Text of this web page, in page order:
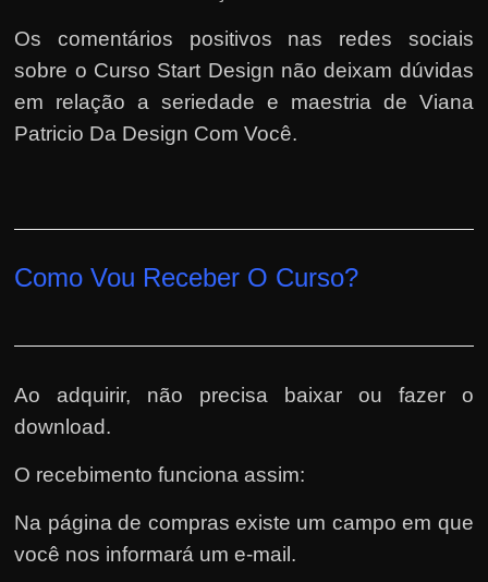
Os comentários positivos nas redes sociais
sobre o Curso Start Design não deixam dúvidas
em relação a seriedade e maestria de Viana
Patricio Da Design Com Você.
Como Vou Receber O Curso?
Ao adquirir, não precisa baixar ou fazer o
download.
O recebimento funciona assim:
Na página de compras existe um campo em que
você nos informará um e-mail.